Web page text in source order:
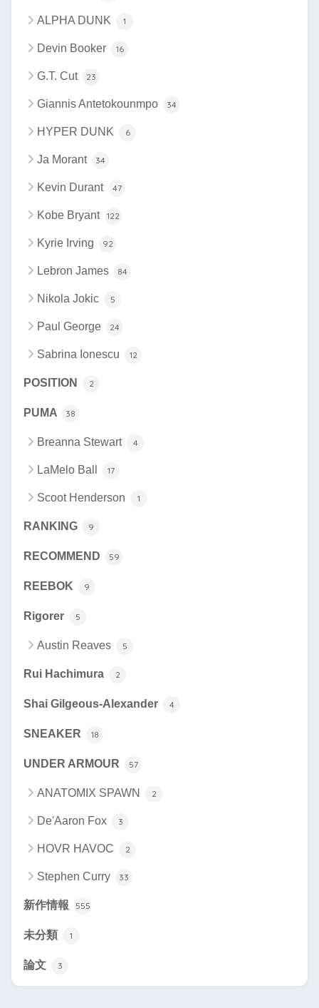
ALPHA DUNK 1
Devin Booker 16
G.T. Cut 23
Giannis Antetokounmpo 34
HYPER DUNK 6
Ja Morant 34
Kevin Durant 47
Kobe Bryant 122
Kyrie Irving 92
Lebron James 84
Nikola Jokic 5
Paul George 24
Sabrina Ionescu 12
POSITION 2
PUMA 38
Breanna Stewart 4
LaMelo Ball 17
Scoot Henderson 1
RANKING 9
RECOMMEND 59
REEBOK 9
Rigorer 5
Austin Reaves 5
Rui Hachimura 2
Shai Gilgeous-Alexander 4
SNEAKER 18
UNDER ARMOUR 57
ANATOMIX SPAWN 2
De'Aaron Fox 3
HOVR HAVOC 2
Stephen Curry 33
新作情報 555
未分類 1
論文 3